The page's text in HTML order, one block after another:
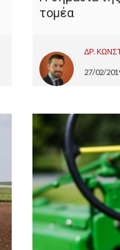
τομέα
ΔΡ.
27/02/